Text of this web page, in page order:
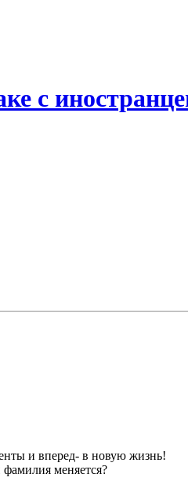
с
и вперед- в новую жизнь!
меняется?